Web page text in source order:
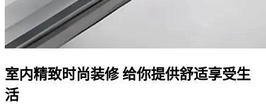
室内精致时尚装修 给你提供舒适享受生
活